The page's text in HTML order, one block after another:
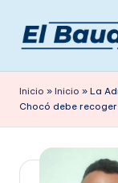
Saltar
contenido
e
ri
d
en
Inicio » Inicio » La
Chocó debe